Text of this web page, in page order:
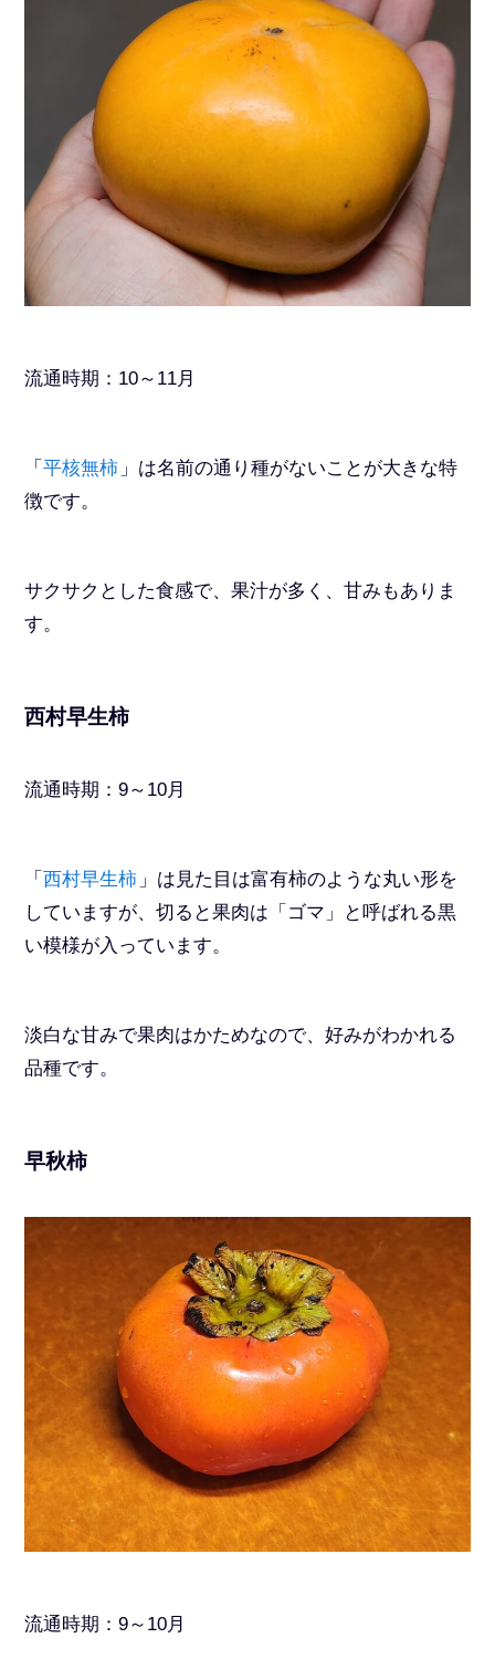
流通時期：10～11月
「平核無柿 」は名前の通り種がないことが大きな特
徴です。
サクサクとした食感で、果汁が多く、甘みもありま
す。
西村早生柿
流通時期：9～10月
「西村早生柿 」は見た目は富有柿のような丸い形を
していますが、切ると果肉は「ゴマ」と呼ばれる黒
い模様が入っています。
淡白な甘みで果肉はかためなので、好みがわかれる
品種です。
早秋柿
流通時期：9～10月